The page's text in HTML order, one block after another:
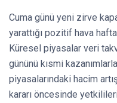
Cuma günü yeni zirve
yarattığı pozitif hava
Küresel piyasalar veri
gününü kısmi
piyasalarındaki hacim
kararı öncesinde